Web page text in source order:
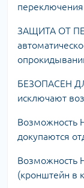
ЗАЩИТА ОТ
БЕЗОПАСЕН
исключают
докупаются
Возможность
(кронштейн в